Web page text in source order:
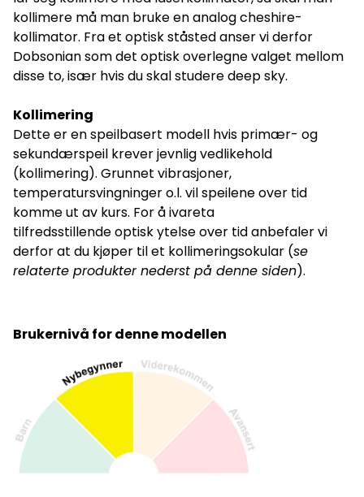
kollimere må man bruke en analog cheshire-
kollimator. Fra et optisk ståsted anser vi derfor
Dobsonian som det optisk overlegne valget mellom
disse to, især hvis du skal studere deep sky.
Kollimering
Dette er en speilbasert modell hvis primær- og
sekundærspeil krever jevnlig vedlikehold
(kollimering). Grunnet vibrasjoner,
temperatursvingninger o.l. vil speilene over tid
komme ut av kurs. For å ivareta
tilfredsstillende optisk ytelse over tid anbefaler vi
derfor at du kjøper til et kollimeringsokular (se
relaterte produkter nederst på denne siden).
Brukernivå for denne modellen